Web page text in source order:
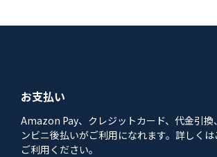
お支払い
Amazon Pay、クレジットカード、代金引換
ンビニ後払いがご利用になれます。詳しく
ご利用ください。